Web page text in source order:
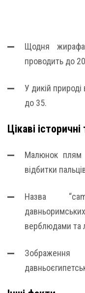
Щодня
проводить до
У дикій
до 35.
Цікаві
Малюнок плям
відбитки
Назва
верблюдами та